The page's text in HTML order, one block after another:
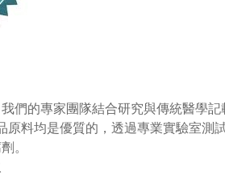
們的專家團隊結合研究與傳統醫學記
原料均是優質的 ，透過專業實驗室測
。